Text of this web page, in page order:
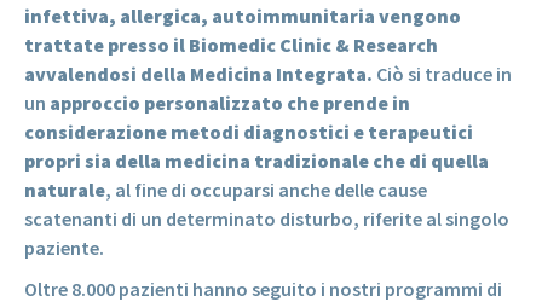
infettiva, allergica, autoimmunitaria vengono
trattate presso il Biomedic Clinic & Research
avvalendosi della Medicina Integrata. Ciò si traduce in
un approccio personalizzato che prende in
considerazione metodi diagnostici e terapeutici
propri sia della medicina tradizionale che di quella
naturale, al fine di occuparsi anche delle cause
scatenanti di un determinato disturbo, riferite al singolo
paziente.
Oltre 8.000 pazienti hanno seguito i nostri programmi di